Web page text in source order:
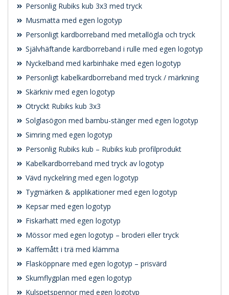
Personlig Rubiks kub 3x3 med tryck
Musmatta med egen logotyp
Personligt kardborreband med metallögla och tryck
Självhäftande kardborreband i rulle med egen logotyp
Nyckelband med karbinhake med egen logotyp
Personligt kabelkardborreband med tryck / märkning
Skärkniv med egen logotyp
Otryckt Rubiks kub 3x3
Solglasögon med bambu-stänger med egen logotyp
Simring med egen logotyp
Personlig Rubiks kub – Rubiks kub profilprodukt
Kabelkardborreband med tryck av logotyp
Vävd nyckelring med egen logotyp
Tygmärken & applikationer med egen logotyp
Kepsar med egen logotyp
Fiskarhatt med egen logotyp
Mössor med egen logotyp – broderi eller tryck
Kaffemått i trä med klämma
Flasköppnare med egen logotyp – prisvärd
Skumflygplan med egen logotyp
Kulspetspennor med egen logotyp